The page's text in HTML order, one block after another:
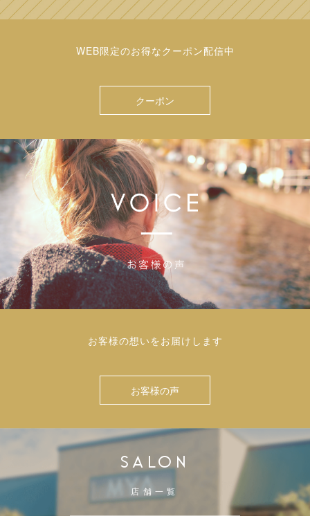
WEB限定のお得なクーポン配信中
クーポン
お客様の想いをお届けします
お客様の声
SALON
店舗一覧